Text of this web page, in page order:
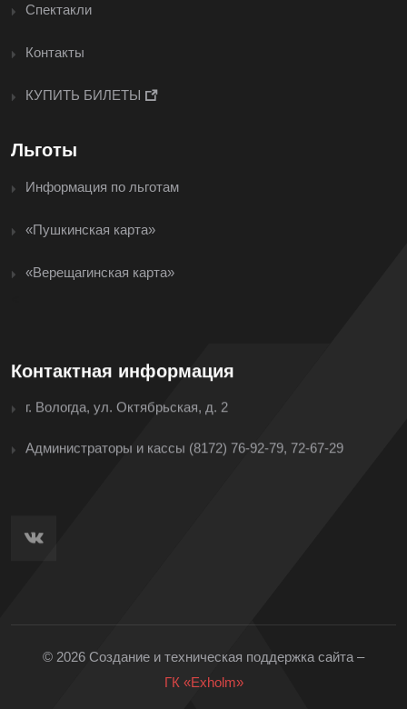
Спектакли
Контакты
КУПИТЬ БИЛЕТЫ
Льготы
Информация по льготам
«Пушкинская карта»
«Верещагинская карта»
Контактная информация
г. Вологда, ул. Октябрьская, д. 2
Администраторы и кассы (8172) 76-92-79, 72-67-29
© 2026 Создание и техническая поддержка сайта –
ГК «Exholm»